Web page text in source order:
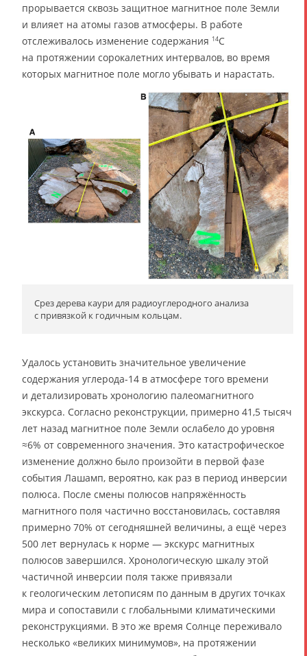
прорывается сквозь защитное магнитное поле Земли
и влияет на атомы газов атмосферы. В работе
отслеживалось изменение содержания 14C
на протяжении сорокалетних интервалов, во время
которых магнитное поле могло убывать и нарастать.
Срез дерева каури для радиоуглеродного анализа
с привязкой к годичным кольцам.
Удалось установить значительное увеличение
содержания углерода-14 в атмосфере того времени
и детализировать хронологию палеомагнитного
экскурса. Согласно реконструкции, примерно 41,5 тысяч
лет назад магнитное поле Земли ослабело до уровня
≈6% от современного значения. Это катастрофическое
изменение должно было произойти в первой фазе
события Лашамп, вероятно, как раз в период инверсии
полюса. После смены полюсов напряжённость
магнитного поля частично восстановилась, составляя
примерно 70% от сегодняшней величины, а ещё через
500 лет вернулась к норме — экскурс магнитных
полюсов завершился. Хронологическую шкалу этой
частичной инверсии поля также привязали
к геологическим летописям по данным в других точках
мира и сопоставили с глобальными климатическими
реконструкциями. В это же время Солнце переживало
несколько «великих минимумов», на протяжении